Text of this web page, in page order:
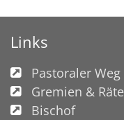
Links
Pastoraler Weg
Gremien & Räte
Bischof